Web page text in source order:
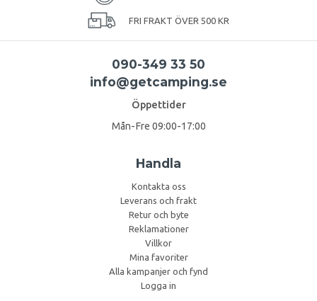
FRI FRAKT ÖVER 500 KR
090-349 33 50
info@getcamping.se
Öppettider
Mån-Fre 09:00-17:00
Handla
Kontakta oss
Leverans och frakt
Retur och byte
Reklamationer
Villkor
Mina favoriter
Alla kampanjer och fynd
Logga in